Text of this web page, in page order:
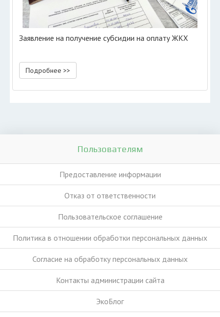
Заявление на получение субсидии на оплату ЖКХ
Подробнее >>
Пользователям
Предоставление информации
Отказ от ответственности
Пользовательское соглашение
Политика в отношении обработки персональных данных
Согласие на обработку персональных данных
Контакты администрации сайта
ЭкоБлог